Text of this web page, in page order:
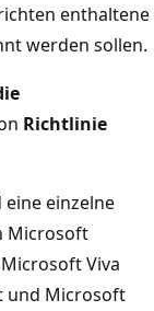
enthaltene
werden sollen.
Richtlinie
einzelne
Microsoft
Viva
und Microsoft